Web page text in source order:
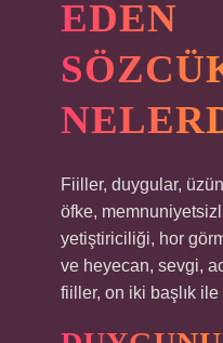
EDEN
Fiiller, duygular,
öfke,
yetiştiriciliği, hor
ve heyecan, sevgi,
fiiller, on iki başlık ile